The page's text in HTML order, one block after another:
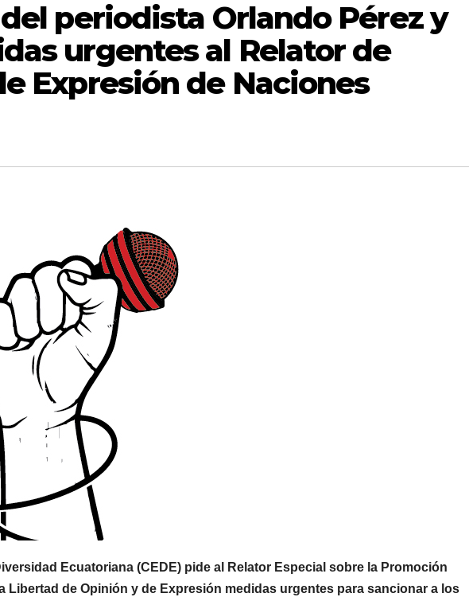
periodista Orlando Pérez y
urgentes al Relator de
Expresión de Naciones
Ecuatoriana (CEDE) pide al Relator Especial sobre la Promoción
Libertad de Opinión y de Expresión medidas urgentes para sancionar a los